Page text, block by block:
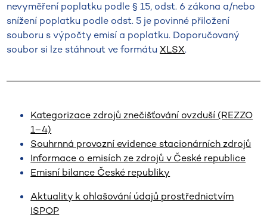
nevyměření poplatku podle § 15, odst. 6 zákona a/nebo
snížení poplatku podle odst. 5 je povinné přiložení
souboru s výpočty emisí a poplatku. Doporučovaný
soubor si lze stáhnout ve formátuXLSX.
Kategorizace zdrojů znečišťování ovzduší (REZZO
1–4)
Souhrnná provozní evidence stacionárních zdrojů
Informace o emisích ze zdrojů v České republice
Emisní bilance České republiky
Aktuality k ohlašování údajů prostřednictvím
ISPOP